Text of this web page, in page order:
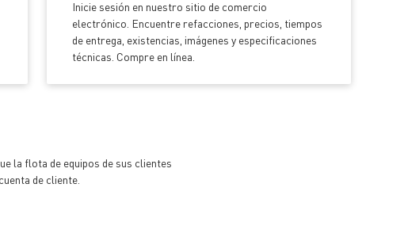
Inicie sesión en nuestro sitio de comercio
electrónico. Encuentre refacciones, precios, tiempos
de entrega, existencias, imágenes y especificaciones
técnicas. Compre en línea.
la flota de equipos de sus clientes
de cliente.